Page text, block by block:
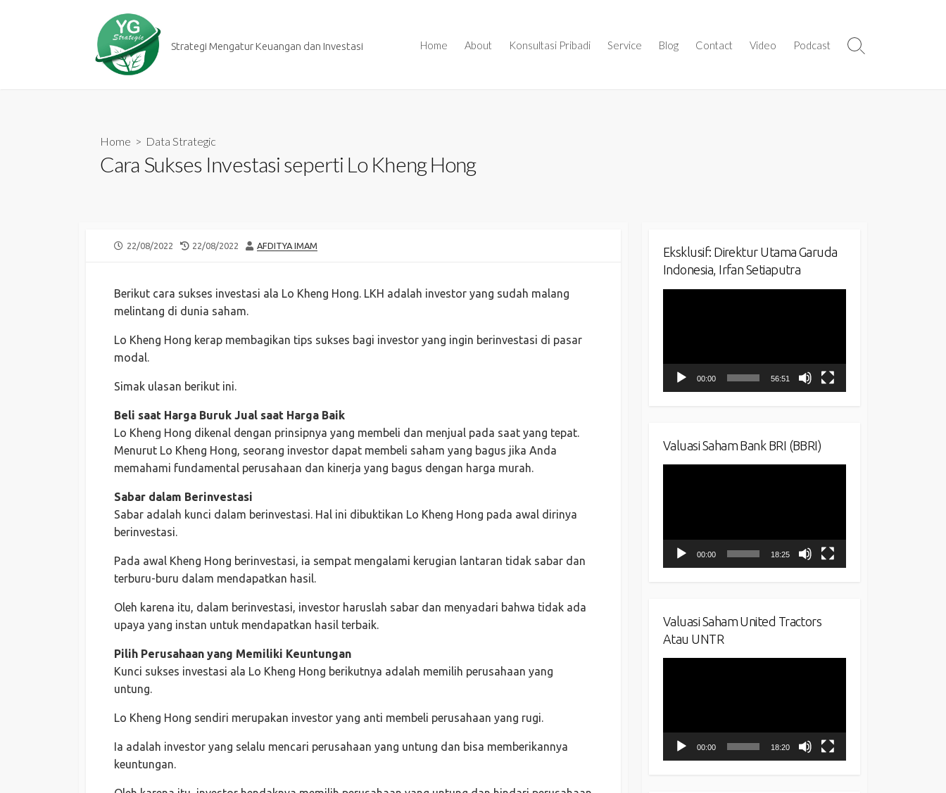
Strategi Mengatur Keuangan dan Investasi Home About Konsultasi Pribadi Service Blog Contact Video Podcast
Search
Home > Data Strategic
Cara Sukses Investasi seperti Lo Kheng Hong
PUBLISHED
22/08/2022
LAST
22/08/2022 AUTHOR
AFDITYA IMAM
Berikut cara sukses investasi ala Lo Kheng Hong. LKH adalah investor yang sudah malang
melintang di dunia saham.
Lo Kheng Hong kerap membagikan tips sukses bagi investor yang ingin berinvestasi di pasar
modal.
Simak ulasan berikut ini.
Beli saat Harga Buruk Jual saat Harga Baik
Lo Kheng Hong dikenal dengan prinsipnya yang membeli dan menjual pada saat yang tepat.
Menurut Lo Kheng Hong, seorang investor dapat membeli saham yang bagus jika Anda
memahami fundamental perusahaan dan kinerja yang bagus dengan harga murah.
Sabar dalam Berinvestasi
Sabar adalah kunci dalam berinvestasi. Hal ini dibuktikan Lo Kheng Hong pada awal dirinya
berinvestasi.
Pada awal Kheng Hong berinvestasi, ia sempat mengalami kerugian lantaran tidak sabar dan
terburu-buru dalam mendapatkan hasil.
Oleh karena itu, dalam berinvestasi, investor haruslah sabar dan menyadari bahwa tidak ada
upaya yang instan untuk mendapatkan hasil terbaik.
Pilih Perusahaan yang Memiliki Keuntungan
Kunci sukses investasi ala Lo Kheng Hong berikutnya adalah memilih perusahaan yang
untung.
Lo Kheng Hong sendiri merupakan investor yang anti membeli perusahaan yang rugi.
Ia adalah investor yang selalu mencari perusahaan yang untung dan bisa memberikannya
keuntungan.
Eksklusif: Direktur Utama Garuda
Indonesia, Irfan Setiaputra
00:00 56:51
Valuasi Saham Bank BRI (BBRI)
00:00 18:25
Valuasi Saham United Tractors
Atau UNTR
00:00 18:20